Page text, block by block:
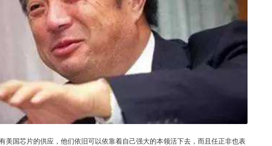
美国芯片的供应，他们依旧可以依靠着自己强大的本领活下去，而且任正非也表